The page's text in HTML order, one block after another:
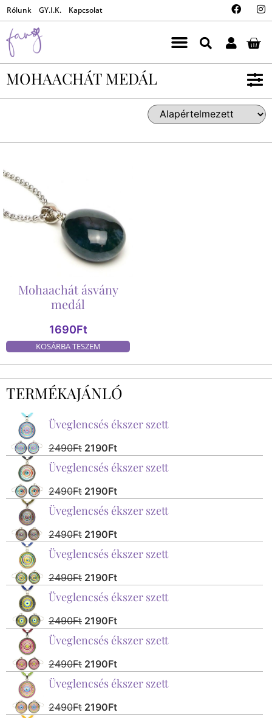
Rólunk GY.I.K. Kapcsolat
TERMÉKAJÁNLÓ
Üveglencsés ékszer szett
2490Ft 2190Ft
Üveglencsés ékszer szett
2490Ft 2190Ft
Üveglencsés ékszer szett
2490Ft 2190Ft
Üveglencsés ékszer szett
2490Ft 2190Ft
Üveglencsés ékszer szett
2490Ft 2190Ft
Üveglencsés ékszer szett
2490Ft 2190Ft
Üveglencsés ékszer szett
2490Ft 2190Ft
MOHAACHÁT MEDÁL
Mohaachát ásvány
medál
1690Ft
KOSÁRBA TESZEM